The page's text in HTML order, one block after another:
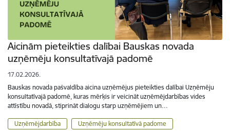
Aicinām pieteikties dalībai Bauskas novada
uzņēmēju konsultatīvajā padomē
17.02.2026.
Bauskas novada pašvaldība aicina uzņēmējus pieteikties dalībai Uzņēmēju
konsultatīvajā padomē, kuras mērķis ir veicināt uzņēmējdarbības vides
attīstību novadā, stiprināt dialogu starp uzņēmējiem un…
Uzņēmējdarbība Uzņēmēju konsultatīvā padome